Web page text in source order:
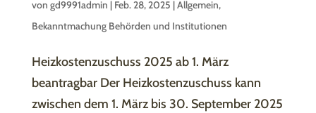
von gd9991admin | Feb. 28, 2025 |Allgemein,
Bekanntmachung Behörden und Institutionen
Heizkostenzuschuss 2025 ab 1. März
beantragbar Der Heizkostenzuschuss kann
zwischen dem 1. März bis 30. September 2025